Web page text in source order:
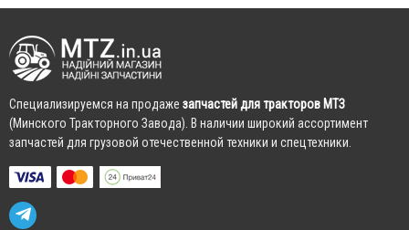
Cпециализируемся на продаже запчастей для тракторов МТЗ
(Минского Тракторного Завода). В наличии широкий ассортимент
запчастей для грузовой отечественной техники и спецтехники.